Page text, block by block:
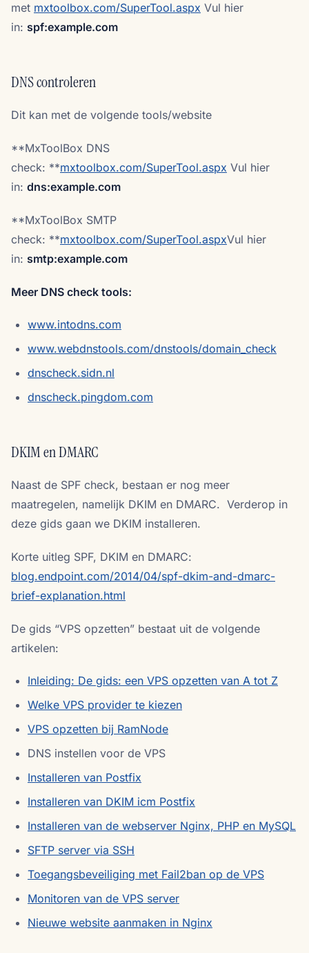
met mxtoolbox.com/SuperTool.aspx Vul hier
in: spf:example.com
DNS controleren
Dit kan met de volgende tools/website
**MxToolBox DNS
check: **mxtoolbox.com/SuperTool.aspx Vul hier
in: dns:example.com
**MxToolBox SMTP
check: **mxtoolbox.com/SuperTool.aspxVul hier
in: smtp:example.com
Meer DNS check tools:
www.intodns.com
www.webdnstools.com/dnstools/domain_check
dnscheck.sidn.nl
dnscheck.pingdom.com
DKIM en DMARC
Naast de SPF check, bestaan er nog meer
maatregelen, namelijk DKIM en DMARC. Verderop in
deze gids gaan we DKIM installeren.
Korte uitleg SPF, DKIM en DMARC:
blog.endpoint.com/2014/04/spf-dkim-and-dmarc-
brief-explanation.html
De gids “VPS opzetten” bestaat uit de volgende
artikelen:
Inleiding: De gids: een VPS opzetten van A tot Z
Welke VPS provider te kiezen
VPS opzetten bij RamNode
DNS instellen voor de VPS
Installeren van Postfix
Installeren van DKIM icm Postfix
Installeren van de webserver Nginx, PHP en MySQL
SFTP server via SSH
Toegangsbeveiliging met Fail2ban op de VPS
Monitoren van de VPS server
Nieuwe website aanmaken in Nginx